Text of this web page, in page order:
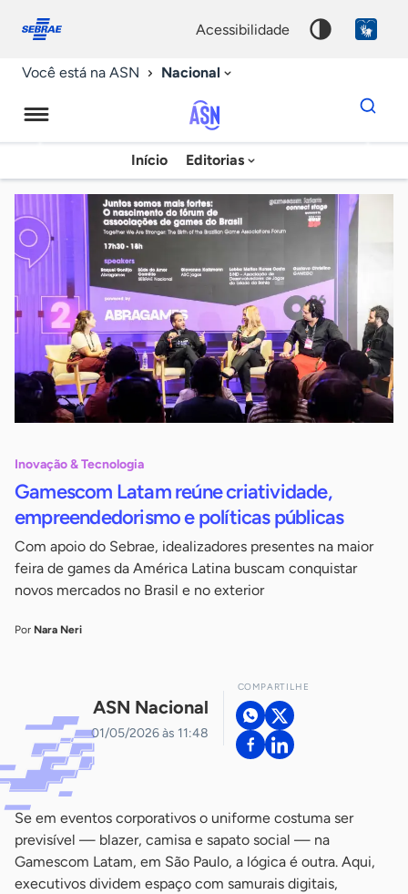
conosco
acessibilidade
Você está na ASN Nacional
Agência
Sebrae
de
Notícias
Início Editorias
Dados
para
chave
Inovação & Tecnologia
Gamescom Latam reúne criatividade,
empreendedorismo e políticas públicas
Com apoio do Sebrae, idealizadores presentes na maior
feira de games da América Latina buscam conquistar
novos mercados no Brasil e no exterior
Por Nara Neri
ASN Nacional
01/05/2026 às 11:48
COMPARTILHE
Se em eventos corporativos o uniforme costuma ser
previsível — blazer, camisa e sapato social — na
Gamescom Latam, em São Paulo, a lógica é outra. Aqui,
executivos dividem espaço com samurais digitais,